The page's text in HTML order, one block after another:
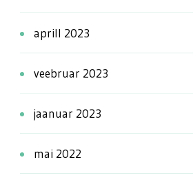
aprill 2023
veebruar 2023
jaanuar 2023
mai 2022